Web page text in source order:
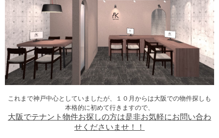
これまで神戸中心としていましたが、１０月からは大阪での物件探しも
本格的に初めて行きますので、
大阪でテナント物件お探しの方は是非お気軽にお問い合わ
せくださいませ！！